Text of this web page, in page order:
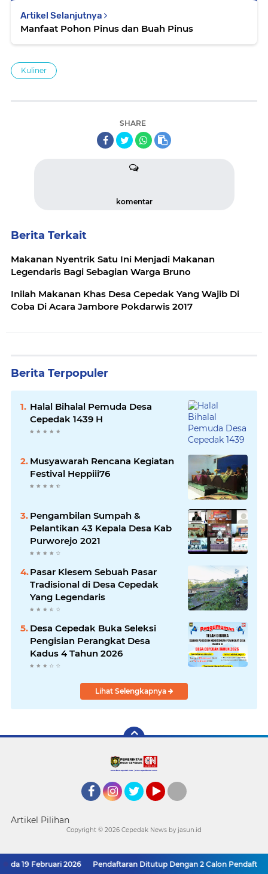
Artikel Selanjutnya
Manfaat Pohon Pinus dan Buah Pinus
Kuliner
SHARE
komentar
Berita Terkait
Makanan Nyentrik Satu Ini Menjadi Makanan
Legendaris Bagi Sebagian Warga Bruno
Inilah Makanan Khas Desa Cepedak Yang Wajib Di
Coba Di Acara Jambore Pokdarwis 2017
Berita Terpopuler
Halal Bihalal Pemuda Desa
Cepedak 1439 H
Musyawarah Rencana Kegiatan
Festival Heppiii76
Pengambilan Sumpah &
Pelantikan 43 Kepala Desa Kab
Purworejo 2021
Pasar Klesem Sebuah Pasar
Tradisional di Desa Cepedak
Yang Legendaris
Desa Cepedak Buka Seleksi
Pengisian Perangkat Desa
Kadus 4 Tahun 2026
Lihat Selengkapnya
Artikel Pilihan
19 Februari 2026 Pendaftaran Ditutup Dengan 2 Calon Pendaftar
Copyright © 2026 Cepedak News by jasun.id